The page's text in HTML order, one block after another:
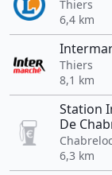
Thiers
6,4 km
Thiers
8,1 km
Station
De
6,3 km